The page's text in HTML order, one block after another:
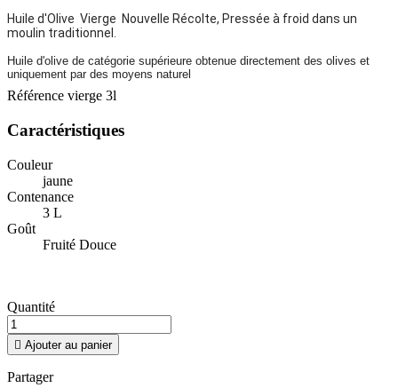
Huile d'Olive Vierge Nouvelle Récolte, Pressée à froid dans un
moulin traditionnel.
Huile d'olive de catégorie supérieure obtenue directement des olives et
uniquement par des moyens naturel
Référence vierge 3l
Caractéristiques
Couleur
jaune
Contenance
3 L
Goût
Fruité Douce
Quantité
 Ajouter au panier
Partager